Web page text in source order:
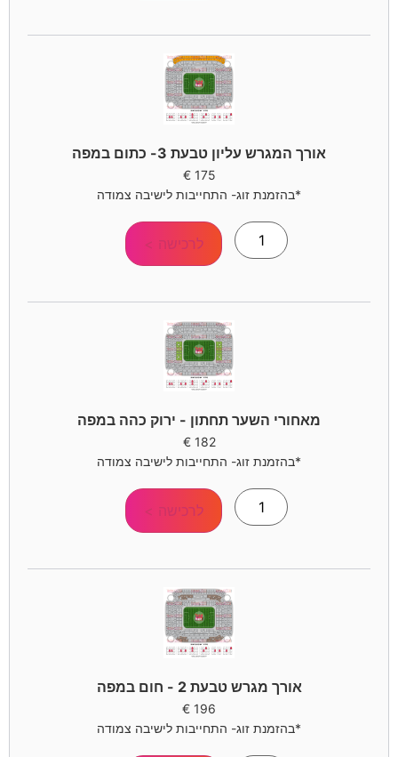
אורך המגרש עליון טבעת 3- כתום במפה
175
€
*בהזמנת זוג- התחייבות לישיבה צמודה
לרכישה >
מאחורי השער תחתון - ירוק כהה במפה
182
€
*בהזמנת זוג- התחייבות לישיבה צמודה
לרכישה >
אורך מגרש טבעת 2 - חום במפה
196
€
*בהזמנת זוג- התחייבות לישיבה צמודה